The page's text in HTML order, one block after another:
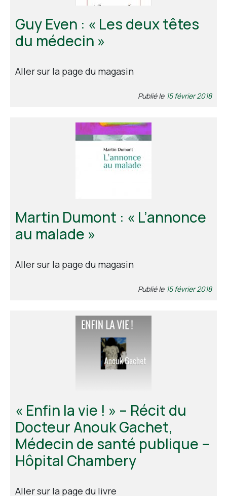
Guy Even : « Les deux têtes
du médecin »
Aller sur la page du magasin
Publié le 15 février 2018
Martin Dumont : « L’annonce
au malade »
Aller sur la page du magasin
Publié le 15 février 2018
« Enfin la vie ! » – Récit du
Docteur Anouk Gachet,
Médecin de santé publique –
Hôpital Chambery
Aller sur la page du livre